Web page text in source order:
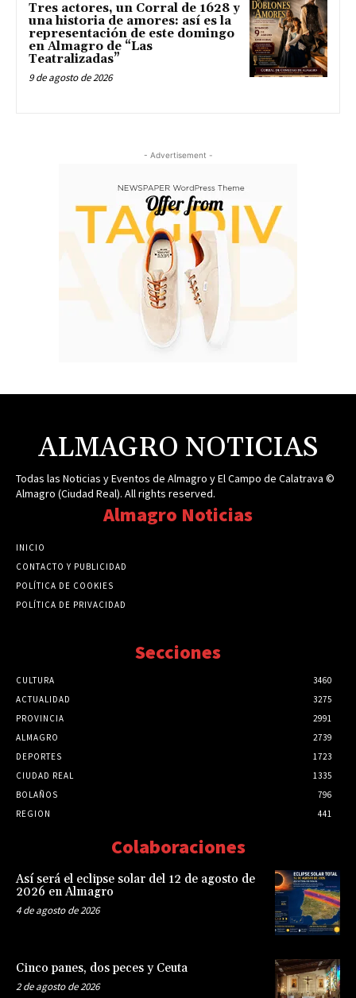
Tres actores, un Corral de 1628 y
una historia de amores: así es la
representación de este domingo
en Almagro de “Las
Teatralizadas”
9 de agosto de 2026
- Advertisement -
ALMAGRO NOTICIAS
Todas las Noticias y Eventos de Almagro y El Campo de Calatrava ©
Almagro (Ciudad Real). All rights reserved.
Almagro Noticias
INICIO
CONTACTO Y PUBLICIDAD
POLÍTICA DE COOKIES
POLÍTICA DE PRIVACIDAD
Secciones
CULTURA
3460
ACTUALIDAD
3275
PROVINCIA
2991
ALMAGRO
2739
DEPORTES
1723
CIUDAD REAL
1335
BOLAÑOS
796
REGION
441
Colaboraciones
Así será el eclipse solar del 12 de agosto de
2026 en Almagro
4 de agosto de 2026
Cinco panes, dos peces y Ceuta
2 de agosto de 2026